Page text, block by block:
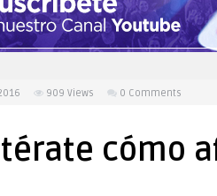
909 Views 0 Comments
cómo